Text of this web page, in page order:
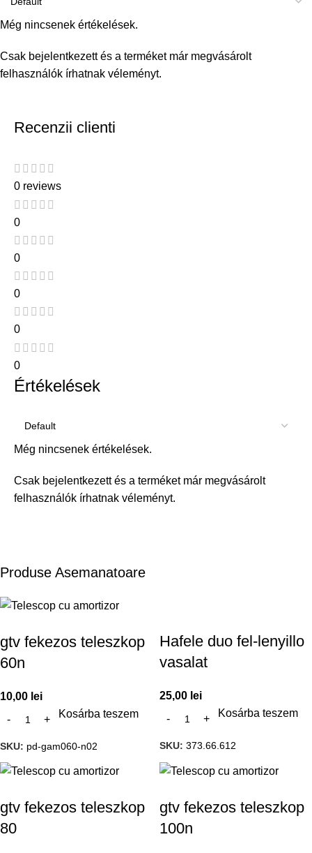
Még nincsenek értékelések.
Csak bejelentkezett és a terméket már megvásárolt
felhasználók írhatnak véleményt.
Recenzii clienti
0 reviews
0
0
0
0
0
Értékelések
Még nincsenek értékelések.
Csak bejelentkezett és a terméket már megvásárolt
felhasználók írhatnak véleményt.
Produse Asemanatoare
gtv fekezos teleszkop
60n
10,00 lei
Kosárba teszem
SKU: pd-gam060-n02
Hafele duo fel-lenyillo
vasalat
25,00 lei
Kosárba teszem
SKU: 373.66.612
gtv fekezos teleszkop
80
gtv fekezos teleszkop
100n